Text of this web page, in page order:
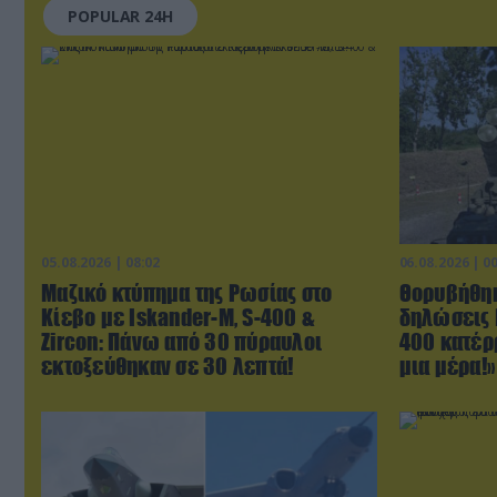
POPULAR 24H
05.08.2026 | 08:02
Μαζικό κτύπημα της Ρωσίας στο
Κίεβο με Iskander-Μ, S-400 &
Zircon: Πάνω από 30 πύραυλοι
εκτοξεύθηκαν σε 30 λεπτά!
06.08.2026 |
δηλώσεις
400
μια μέρα!»